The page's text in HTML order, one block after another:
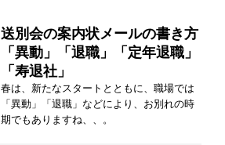
送別会の案内状メールの書き方
「異動」「退職」「定年退職」
「寿退社」
春は、新たなスタートとともに、職場では
「異動」「退職」などにより、お別れの時
期でもありますね、、。